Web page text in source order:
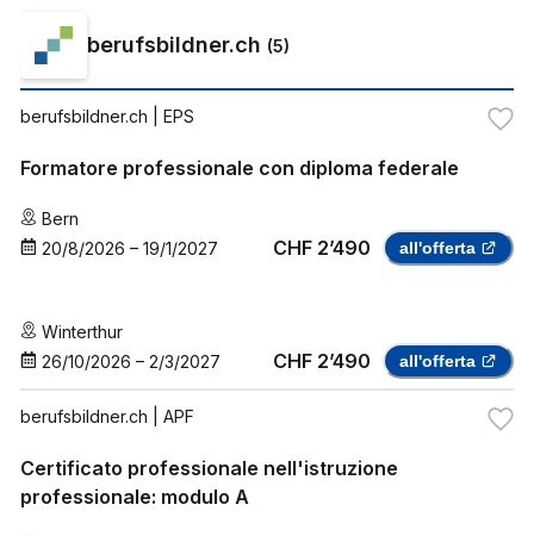
berufsbildner.ch (5)
berufsbildner.ch | EPS
Formatore professionale con diploma federale
Bern
20/8/2026 – 19/1/2027 CHF 2’490 all'offerta
Winterthur
26/10/2026 – 2/3/2027 CHF 2’490 all'offerta
berufsbildner.ch | APF
Certificato professionale nell'istruzione
professionale: modulo A